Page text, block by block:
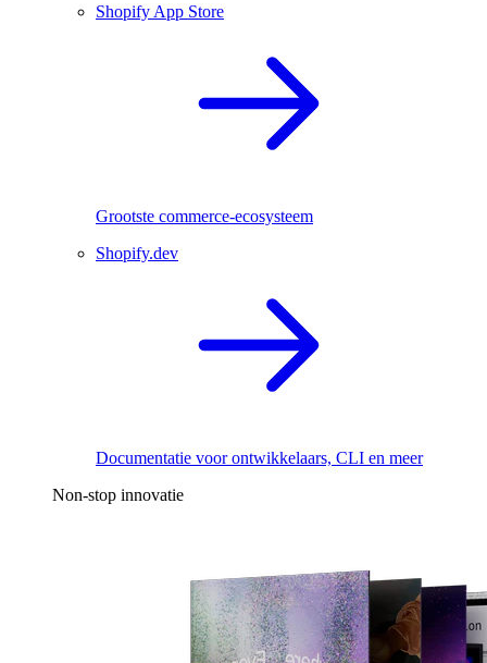
Shopify App Store
Grootste commerce-ecosysteem
Shopify.dev
Documentatie voor ontwikkelaars, CLI en meer
Non-stop innovatie